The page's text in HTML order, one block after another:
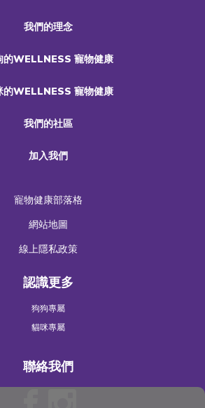
我們的理念
的WELLNESS 寵物健康
的WELLNESS 寵物健康
我們的社區
加入我們
寵物健康部落格
網站地圖
線上隱私政策
認識更多
狗狗專屬
貓咪專屬
聯絡我們